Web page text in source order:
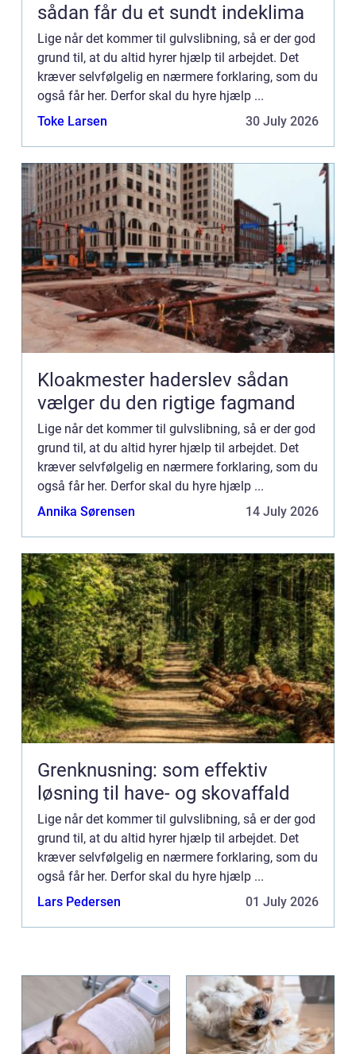
sådan får du et sundt indeklima
Lige når det kommer til gulvslibning, så er der god
grund til, at du altid hyrer hjælp til arbejdet. Det
kræver selvfølgelig en nærmere forklaring, som du
også får her. Derfor skal du hyre hjælp ...
Toke Larsen
30 July 2026
Kloakmester haderslev sådan
vælger du den rigtige fagmand
Lige når det kommer til gulvslibning, så er der god
grund til, at du altid hyrer hjælp til arbejdet. Det
kræver selvfølgelig en nærmere forklaring, som du
også får her. Derfor skal du hyre hjælp ...
Annika Sørensen
14 July 2026
Grenknusning: som effektiv
løsning til have- og skovaffald
Lige når det kommer til gulvslibning, så er der god
grund til, at du altid hyrer hjælp til arbejdet. Det
kræver selvfølgelig en nærmere forklaring, som du
også får her. Derfor skal du hyre hjælp ...
Lars Pedersen
01 July 2026